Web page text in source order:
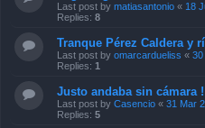
Last post by matiasantonio « 18
Replies: 8
Tranque Pérez Caldera y
Last post by omarcardueliss « 30
Replies: 1
Justo andaba sin cámara !
Last post by Casencio « 31 Mar
Replies: 5